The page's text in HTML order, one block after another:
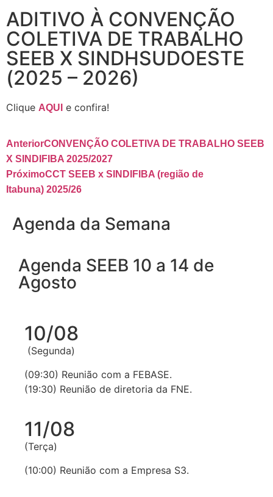
ADITIVO À CONVENÇÃO
COLETIVA DE TRABALHO
SEEB X SINDHSUDOESTE
(2025 – 2026)
Clique AQUI e confira!
AnteriorCONVENÇÃO COLETIVA DE TRABALHO SEEB
X SINDIFIBA 2025/2027
PróximoCCT SEEB x SINDIFIBA (região de
Itabuna) 2025/26
Agenda da Semana
Agenda SEEB 10 a 14 de
Agosto
10/08
(Segunda)
(09:30) Reunião com a FEBASE.
(19:30) Reunião de diretoria da FNE.
11/08
(Terça)
(10:00) Reunião com a Empresa S3.